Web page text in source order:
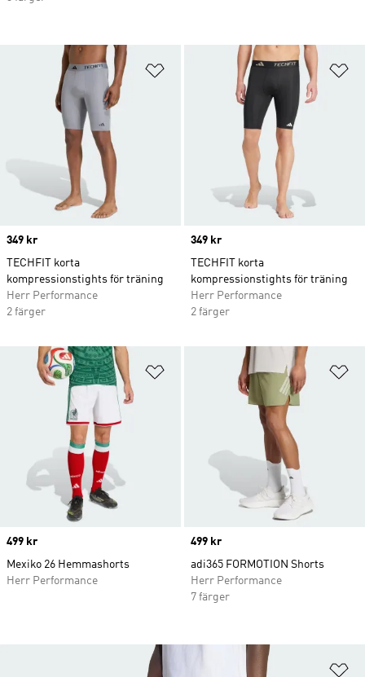
Lägg till på önskelistan
Price
349 kr
TECHFIT korta
kompressionstights för träning
Herr Performance
2 färger
Price
349 kr
TECHFIT korta
kompressionstights för träning
Herr Performance
2 färger
Lägg till på önskelistan
Price
499 kr
Mexiko 26 Hemmashorts
Herr Performance
Price
499 kr
adi365 FORMOTION Shorts
Herr Performance
7 färger